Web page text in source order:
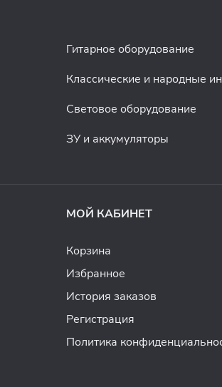
Гитарное оборудование
Классические и народные
Световое оборудование
ЗУ и аккумуляторы
МОЙ КАБИНЕТ
Корзина
Избранное
История заказов
Регистрация
Политика